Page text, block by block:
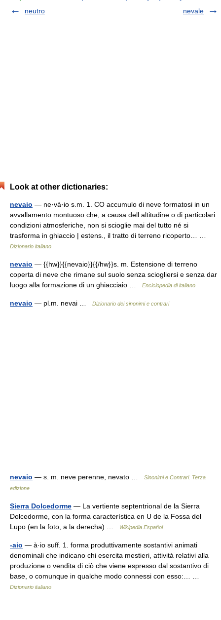
neutro
nevale
Look at other dictionaries:
nevaio — ne·và·io s.m. 1. CO accumulo di neve formatosi in un
avvallamento montuoso che, a causa dell altitudine o di particolari
condizioni atmosferiche, non si scioglie mai del tutto né si
trasforma in ghiaccio | estens., il tratto di terreno ricoperto… …
Dizionario italiano
nevaio — {{hw}}{{nevaio}}{{/hw}}s. m. Estensione di terreno
coperta di neve che rimane sul suolo senza sciogliersi e senza dar
luogo alla formazione di un ghiacciaio …
Enciclopedia di italiano
nevaio — pl.m. nevai … Dizionario dei sinonimi e contrari
nevaio — s. m. neve perenne, nevato …
Sinonimi e Contrari. Terza
edizione
Sierra Dolcedorme — La vertiente septentrional de la Sierra
Dolcedorme, con la forma característica en U de la Fossa del
Lupo (en la foto, a la derecha) …
Wikipedia Español
-aio — à·io suff. 1. forma produttivamente sostantivi animati
denominali che indicano chi esercita mestieri, attività relativi alla
produzione o vendita di ciò che viene espresso dal sostantivo di
base, o comunque in qualche modo connessi con esso:… …
Dizionario italiano